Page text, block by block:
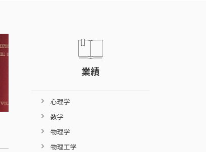
業績
心理学
数学
物理学
物理工学